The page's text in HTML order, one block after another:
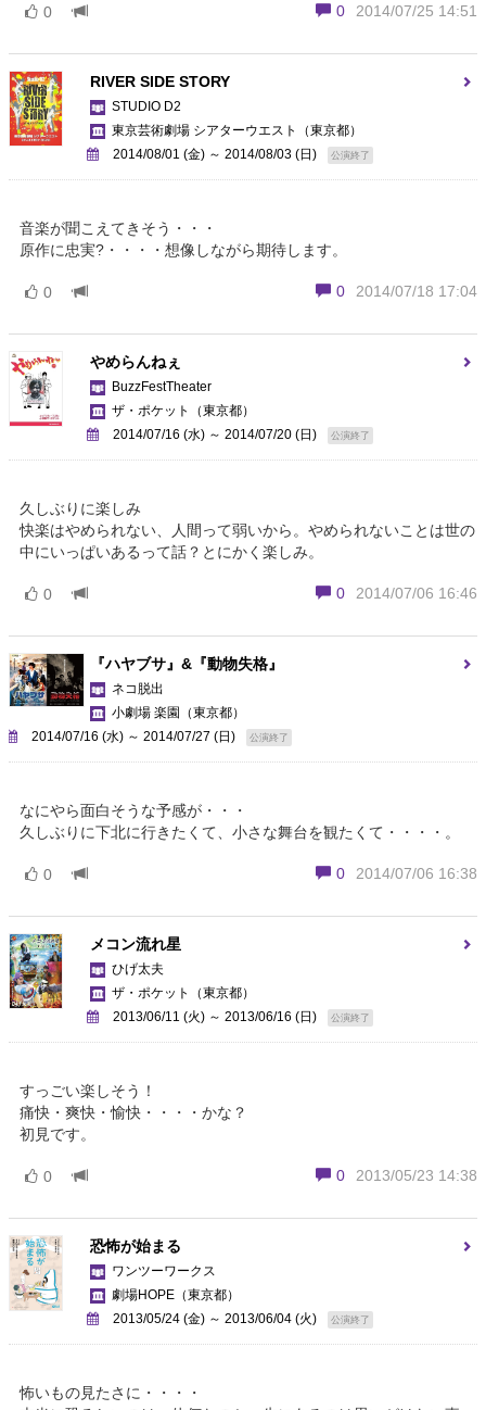
0 2014/07/25 14:51
0
RIVER SIDE STORY
STUDIO D2
東京芸術劇場 シアターウエスト
（東京都）
2014/08/01 (金) ～ 2014/08/03 (日)
公演終了
音楽が聞こえてきそう・・・
原作に忠実?・・・・想像しながら期待します。
0 2014/07/18 17:04
0
やめらんねぇ
BuzzFestTheater
ザ・ポケット
（東京都）
2014/07/16 (水) ～ 2014/07/20 (日)
公演終了
久しぶりに楽しみ
快楽はやめられない、人間って弱いから。やめられないことは世の
中にいっぱいあるって話？とにかく楽しみ。
0 2014/07/06 16:46
0
『ハヤブサ』&『動物失格』
ネコ脱出
小劇場 楽園 （東京都）
2014/07/16 (水) ～ 2014/07/27 (日)
公演終了
なにやら面白そうな予感が・・・
久しぶりに下北に行きたくて、小さな舞台を観たくて・・・・。
0 2014/07/06 16:38
0
メコン流れ星
ひげ太夫
ザ・ポケット
（東京都）
2013/06/11 (火) ～ 2013/06/16 (日)
公演終了
すっごい楽しそう！
痛快・爽快・愉快・・・・かな？
初見です。
0 2013/05/23 14:38
0
恐怖が始まる
ワンツーワークス
劇場HOPE （東京都）
2013/05/24 (金) ～ 2013/06/04 (火)
公演終了
怖いもの見たさに・・・・